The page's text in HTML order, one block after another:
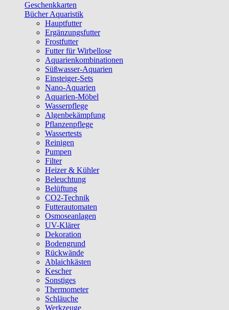
Geschenkkarten
Bücher Aquaristik
Hauptfutter
Ergänzungsfutter
Frostfutter
Futter für Wirbellose
Aquarienkombinationen
Süßwasser-Aquarien
Einsteiger-Sets
Nano-Aquarien
Aquarien-Möbel
Wasserpflege
Algenbekämpfung
Pflanzenpflege
Wassertests
Reinigen
Pumpen
Filter
Heizer & Kühler
Beleuchtung
Belüftung
CO2-Technik
Futterautomaten
Osmoseanlagen
UV-Klärer
Dekoration
Bodengrund
Rückwände
Ablaichkästen
Kescher
Sonstiges
Thermometer
Schläuche
Werkzeuge